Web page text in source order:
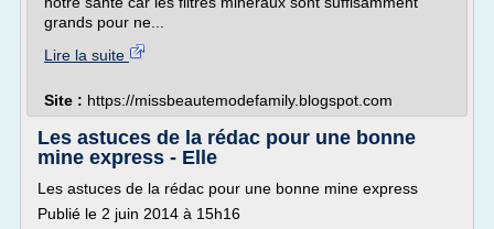
grands pour ne...
Lire la suite
Site : https://missbeautemodefamily.blogspot.com
Les astuces de la rédac pour une bonne
mine express - Elle
Les astuces de la rédac pour une bonne mine express
Publié le 2 juin 2014 à 15h16